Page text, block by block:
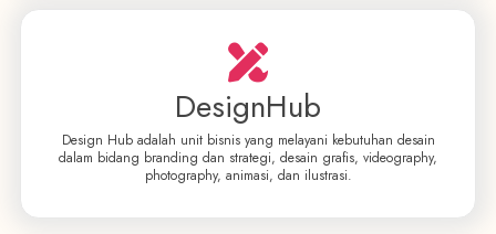
DesignHub
Design Hub adalah unit bisnis yang melayani kebutuhan desain
dalam bidang branding dan strategi, desain grafis, videography,
photography, animasi, dan ilustrasi.